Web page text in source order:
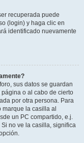
recuperada puede
(login) y haga clic en
identificado nuevamente
sus datos se guardan
o al cabo de cierto
por otra persona. Para
la casilla al
un PC compartido, e.j.
no ve la casilla, significa